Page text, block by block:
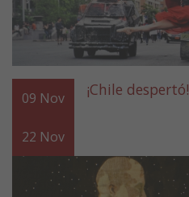
09 Nov
22 Nov
¡Chile despertó!